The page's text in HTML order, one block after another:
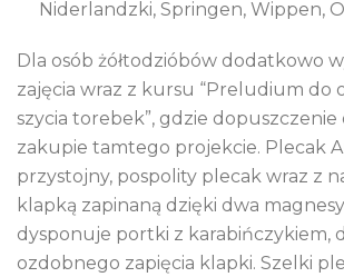
Dla osób żółtodzióbów dodatkowo
zajęcia wraz z kursu “Preludium do
szycia torebek”, gdzie
zakupie tamtego projekcie. Plecak
przystojny, pospolity plecak wraz z
klapką zapinaną dzięki dwa
dysponuje portki z karabińczykiem,
ozdobnego zapięcia klapki. Szelki